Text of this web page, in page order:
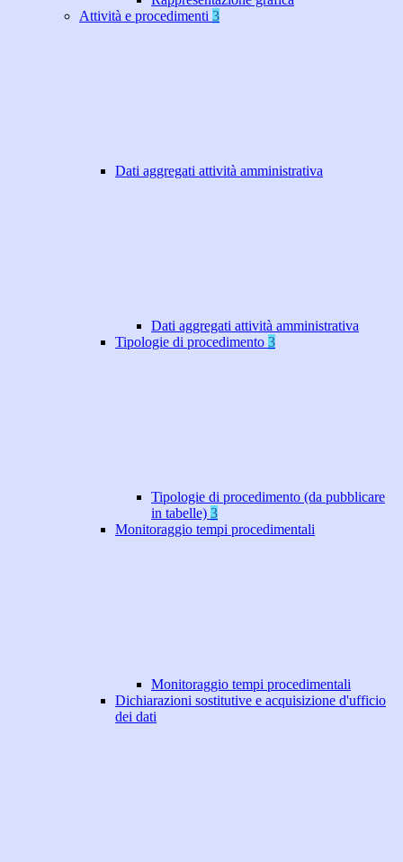
Attività e procedimenti 3
Dati aggregati attività amministrativa
Dati aggregati attività amministrativa
Tipologie di procedimento 3
Tipologie di procedimento (da pubblicare
in tabelle) 3
Monitoraggio tempi procedimentali
Monitoraggio tempi procedimentali
Dichiarazioni sostitutive e acquisizione d'ufficio
dei dati